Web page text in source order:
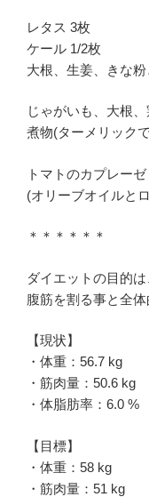
レタス 3枚
ケール 1/2枚
大根、生姜、きな
じゃがいも、大根
煮物(ターメリック
トマトのカプレーゼ
(オリーブオイルと
＊＊＊＊＊＊
ダイエットの目的は
腹筋を割る事と全
【現状】
・体重：56.7 kg
・筋肉量：50.6 kg
・体脂肪率：6.0 %
【目標】
・体重：58 kg
・筋肉量：51 kg